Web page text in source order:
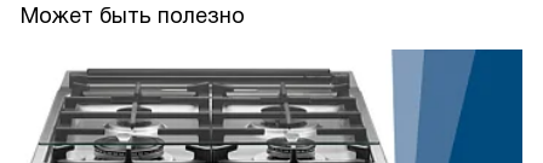
Может быть полезно